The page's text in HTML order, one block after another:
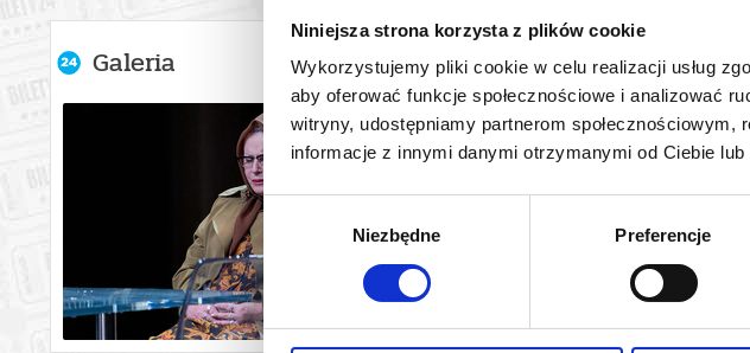
Niniejsza strona korzysta z plików cookie
Wykorzystujemy pliki cookie w celu realizacji usług
aby oferować funkcje społecznościowe i analizować
witryny, udostępniamy partnerom
informacje z innymi danymi otrzymanymi od Ciebie
Wybór
Niezbędne Preferencje
Galeria